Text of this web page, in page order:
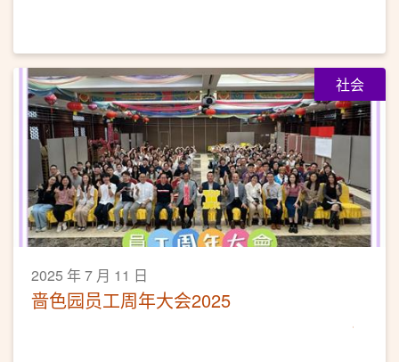
社会
2025 年 7 月 11 日
啬色园员工周年大会2025